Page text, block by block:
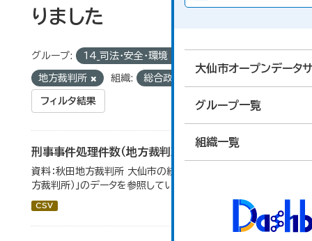
大仙市オープンデータ
グループ一覧
組織一覧
りました
グループ: 14_司法・安全・環境
地方裁判所 組織: 総合政策課
フィルタ結果
刑事事件処理件数（地方裁判所）
資料：秋田地方裁判所 大仙市の統計「12-17刑事事件（地
方裁判所）」のデータを参照しています。
CSV